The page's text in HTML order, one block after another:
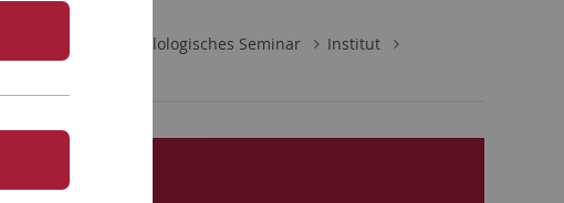
Philologisches Seminar
Institut